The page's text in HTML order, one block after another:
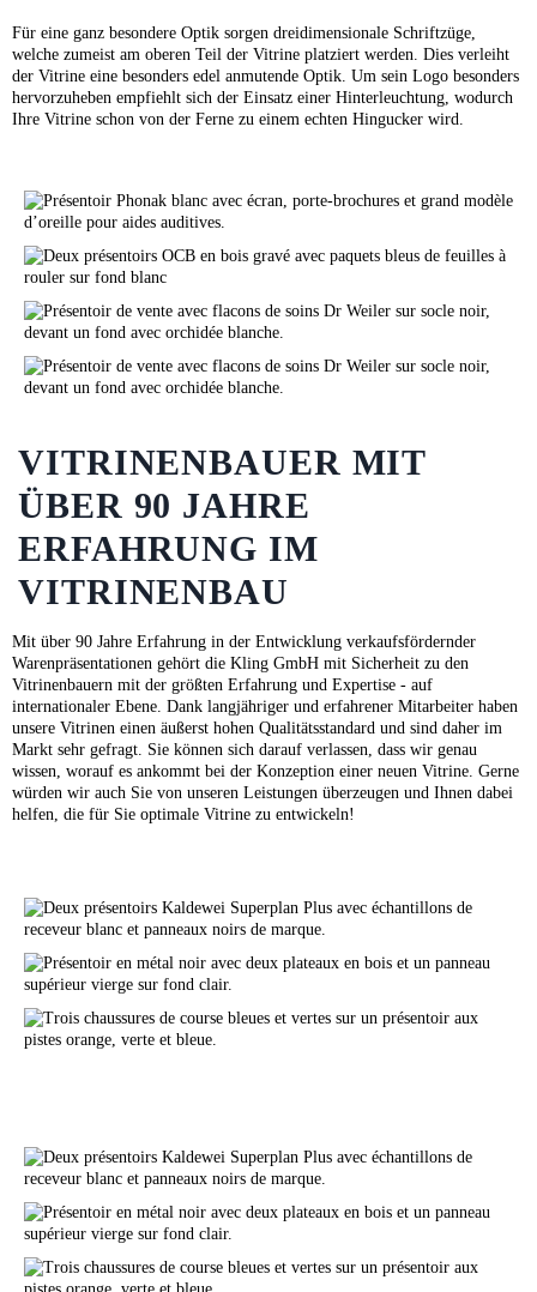
Für eine ganz besondere Optik sorgen dreidimensionale Schriftzüge,
welche zumeist am oberen Teil der Vitrine platziert werden. Dies verleiht
der Vitrine eine besonders edel anmutende Optik. Um sein Logo besonders
hervorzuheben empfiehlt sich der Einsatz einer Hinterleuchtung, wodurch
Ihre Vitrine schon von der Ferne zu einem echten Hingucker wird.
VITRINENBAUER MIT
ÜBER 90 JAHRE
ERFAHRUNG IM
VITRINENBAU
Mit über 90 Jahre Erfahrung in der Entwicklung verkaufsfördernder
Warenpräsentationen gehört die Kling GmbH mit Sicherheit zu den
Vitrinenbauern mit der größten Erfahrung und Expertise - auf
internationaler Ebene. Dank langjähriger und erfahrener Mitarbeiter haben
unsere Vitrinen einen äußerst hohen Qualitätsstandard und sind daher im
Markt sehr gefragt. Sie können sich darauf verlassen, dass wir genau
wissen, worauf es ankommt bei der Konzeption einer neuen Vitrine. Gerne
würden wir auch Sie von unseren Leistungen überzeugen und Ihnen dabei
helfen, die für Sie optimale Vitrine zu entwickeln!